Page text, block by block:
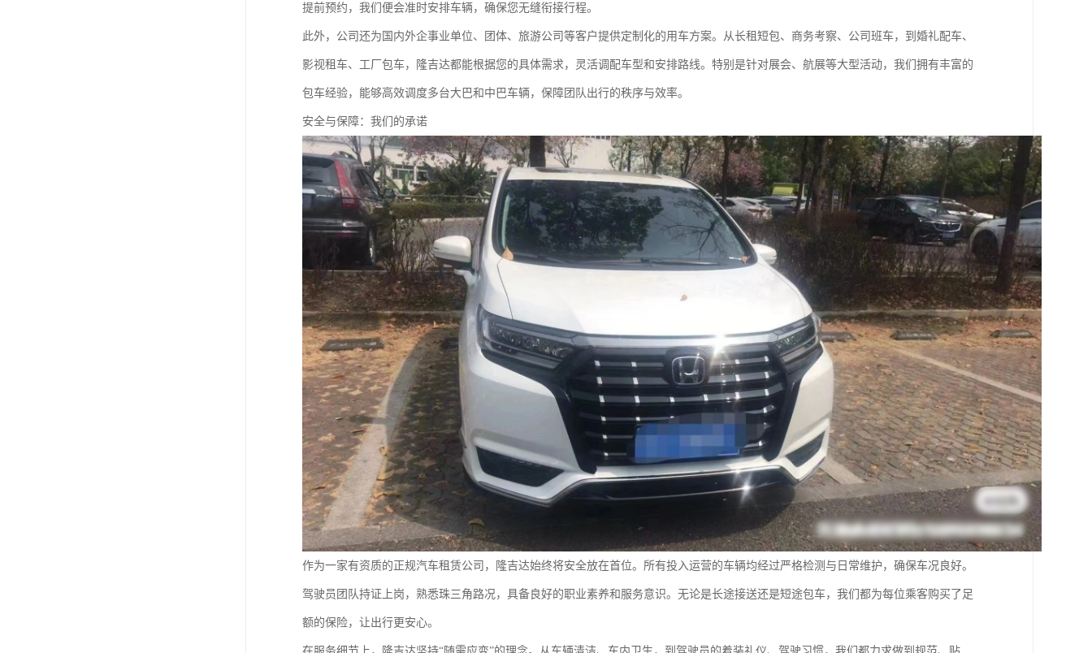
提前预约，我们便会准时安排车辆，确保您无缝衔接行程。
此外，公司还为国内外企事业单位、团体、旅游公司等客户提供定制化的用车方案。从长租短包、商务考察、公司班车，到婚礼配车、
影视租车、工厂包车，隆吉达都能根据您的具体需求，灵活调配车型和安排路线。特别是针对展会、航展等大型活动，我们拥有丰富的
包车经验，能够高效调度多台大巴和中巴车辆，保障团队出行的秩序与效率。
安全与保障：我们的承诺
作为一家有资质的正规汽车租赁公司，隆吉达始终将安全放在首位。所有投入运营的车辆均经过严格检测与日常维护，确保车况良好。
驾驶员团队持证上岗，熟悉珠三角路况，具备良好的职业素养和服务意识。无论是长途接送还是短途包车，我们都为每位乘客购买了足
额的保险，让出行更安心。